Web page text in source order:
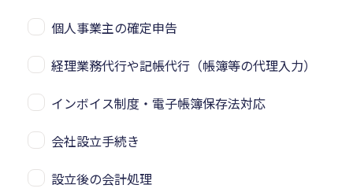
個人事業主の確定申告
経理業務代行や記帳代行（帳簿等の代理入力）
インボイス制度・電子帳簿保存法対応
会社設立手続き
設立後の会計処理